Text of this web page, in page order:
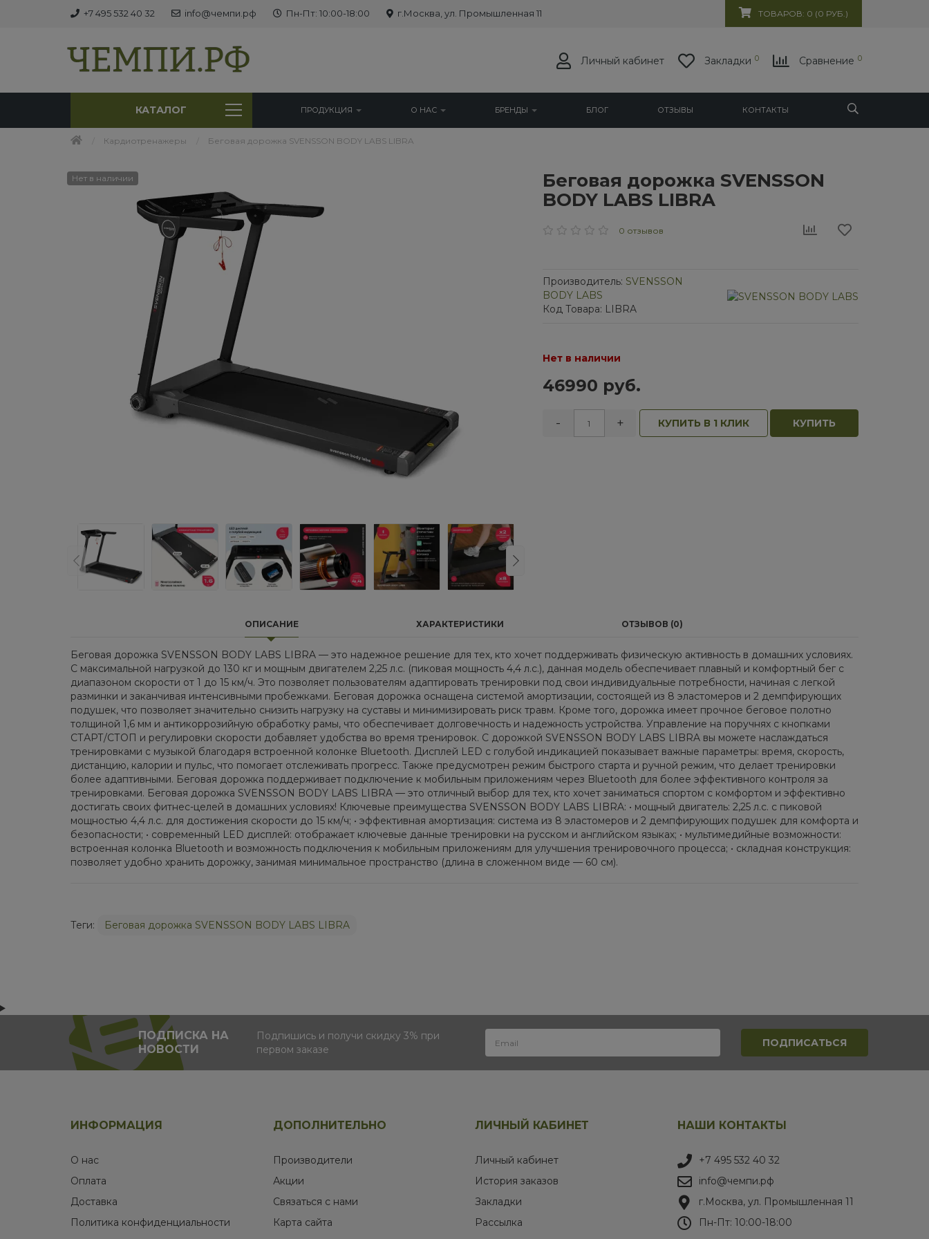
+7 495 532 40 32 info@чемпи.рф Пн-Пт: 10:00-18:00 г.Москва, ул. Промышленная 11 ТОВАРОВ: 0 (0 РУБ.)
Личный кабинет Закладки 0 Сравнение 0
КАТАЛОГ ПРОДУКЦИЯ О НАС БРЕНДЫ БЛОГ ОТЗЫВЫ КОНТАКТЫ
Кардиотренажеры Беговая дорожка SVENSSON BODY LABS LIBRA
Нет в наличии
Беговая дорожка SVENSSON
BODY LABS LIBRA
0 отзывов
Производитель: SVENSSON
BODY LABS
Код Товара: LIBRA
Нет в наличии
46990 руб.
- + КУПИТЬ В 1 КЛИК КУПИТЬ
ОПИСАНИЕ ХАРАКТЕРИСТИКИ ОТЗЫВОВ (0)
Беговая дорожка SVENSSON BODY LABS LIBRA — это надежное решение для тех, кто хочет поддерживать физическую активность в домашних условиях.
С максимальной нагрузкой до 130 кг и мощным двигателем 2,25 л.с. (пиковая мощность 4,4 л.с.), данная модель обеспечивает плавный и комфортный бег с
диапазоном скорости от 1 до 15 км/ч. Это позволяет пользователям адаптировать тренировки под свои индивидуальные потребности, начиная с легкой
разминки и заканчивая интенсивными пробежками. Беговая дорожка оснащена системой амортизации, состоящей из 8 эластомеров и 2 демпфирующих
подушек, что позволяет значительно снизить нагрузку на суставы и минимизировать риск травм. Кроме того, дорожка имеет прочное беговое полотно
толщиной 1,6 мм и антикоррозийную обработку рамы, что обеспечивает долговечность и надежность устройства. Управление на поручнях с кнопками
СТАРТ/СТОП и регулировки скорости добавляет удобства во время тренировок. С дорожкой SVENSSON BODY LABS LIBRA вы можете наслаждаться
тренировками с музыкой благодаря встроенной колонке Bluetooth. Дисплей LED с голубой индикацией показывает важные параметры: время, скорость,
дистанцию, калории и пульс, что помогает отслеживать прогресс. Также предусмотрен режим быстрого старта и ручной режим, что делает тренировки
более адаптивными. Беговая дорожка поддерживает подключение к мобильным приложениям через Bluetooth для более эффективного контроля за
тренировками. Беговая дорожка SVENSSON BODY LABS LIBRA — это отличный выбор для тех, кто хочет заниматься спортом с комфортом и эффективно
достигать своих фитнес-целей в домашних условиях! Ключевые преимущества SVENSSON BODY LABS LIBRA: • мощный двигатель: 2,25 л.с. с пиковой
мощностью 4,4 л.с. для достижения скорости до 15 км/ч; • эффективная амортизация: система из 8 эластомеров и 2 демпфирующих подушек для комфорта и
безопасности; • современный LED дисплей: отображает ключевые данные тренировки на русском и английском языках; • мультимедийные возможности:
встроенная колонка Bluetooth и возможность подключения к мобильным приложениям для улучшения тренировочного процесса; • складная конструкция:
позволяет удобно хранить дорожку, занимая минимальное пространство (длина в сложенном виде — 60 см).
Теги: Беговая дорожка SVENSSON BODY LABS LIBRA
ПОДПИСКА НА
НОВОСТИ
Подпишись и получи скидку 3% при
первом заказе
ИНФОРМАЦИЯ
О нас
Оплата
Доставка
Политика конфиденциальности
ДОПОЛНИТЕЛЬНО
Производители
Акции
Связаться с нами
Карта сайта
ЛИЧНЫЙ КАБИНЕТ
Личный кабинет
История заказов
Закладки
Рассылка
НАШИ КОНТАКТЫ
+7 495 532 40 32
info@чемпи.рф
г.Москва, ул. Промышленная 11
Пн-Пт: 10:00-18:00